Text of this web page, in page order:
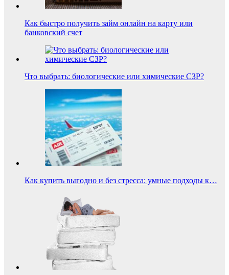
Как быстро получить займ онлайн на карту или
банковский счет
Что выбрать: биологические или химические СЗР?
Как купить выгодно и без стресса: умные подходы к…